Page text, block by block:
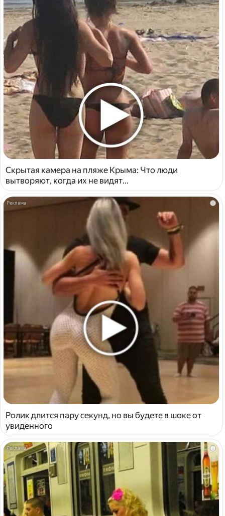
Скрытая камера на пляже Крыма: Что люди
вытворяют, когда их не видят...
i
Ролик длится пару секунд, но вы будете в шоке от
увиденного
i